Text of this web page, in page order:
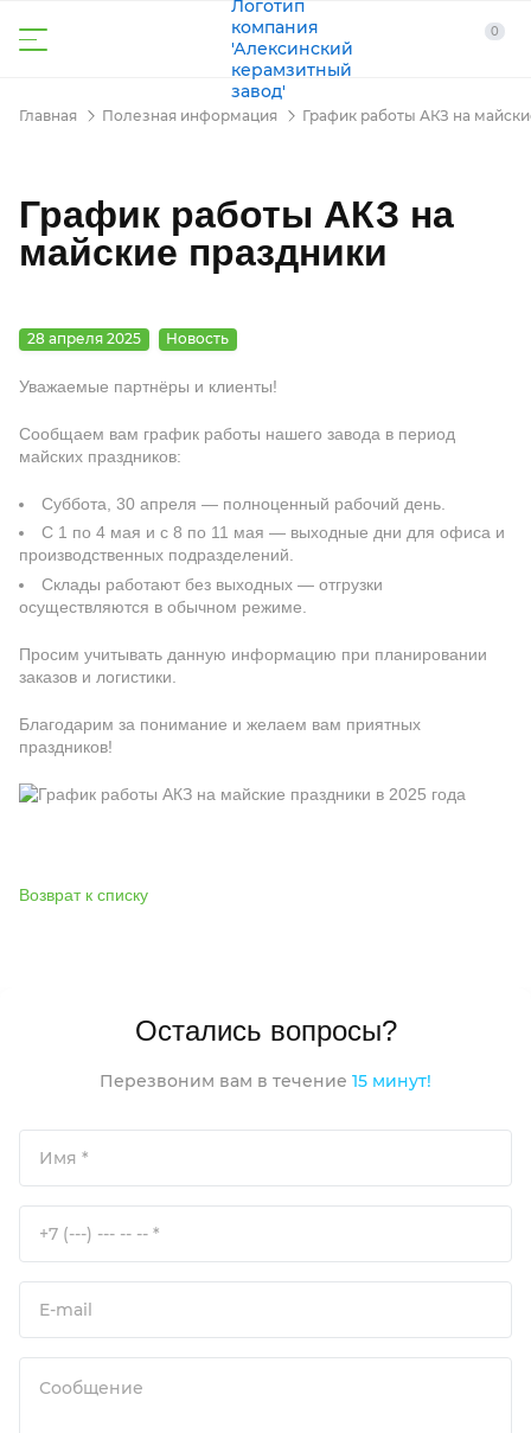
0
Главная Полезная информация График работы АКЗ на
График работы АКЗ на
майские праздники
28 апреля 2025 Новость
Уважаемые партнёры и клиенты!
Сообщаем вам график работы нашего завода в период
майских праздников:
Суббота, 30 апреля — полноценный рабочий день.
С 1 по 4 мая и с 8 по 11 мая — выходные дни для офиса и
производственных подразделений.
Склады работают без выходных — отгрузки
осуществляются в обычном режиме.
Просим учитывать данную информацию при планировании
заказов и логистики.
Благодарим за понимание и желаем вам приятных
праздников!
Возврат к списку
Остались вопросы?
Перезвоним вам в течение 15 минут!